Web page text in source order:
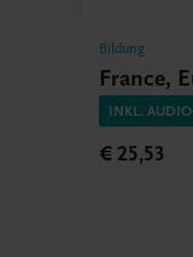
Bildung
France,
INKL.
€ 25,53